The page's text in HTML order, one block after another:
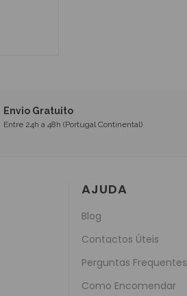
Envio Gratuito
Entre 24h a 48h (Portugal Continental)
AJUDA
Blog
Contactos Úteis
Perguntas Frequentes
Como Encomendar